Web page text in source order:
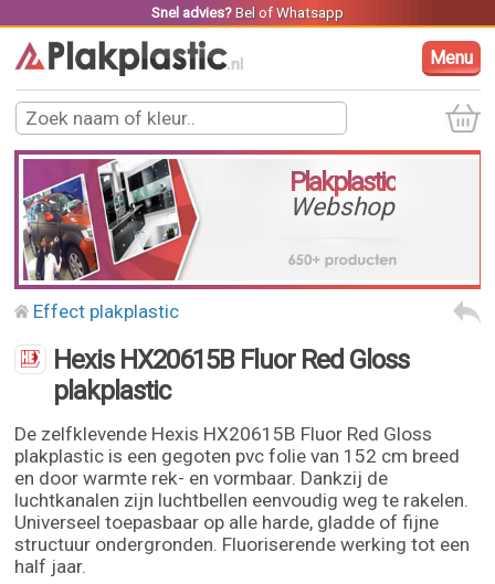
Snel advies? Belof Whatsapp
Menu
Plakplastic
Webshop
Effect plakplastic
Hexis HX20615B Fluor Red Gloss
plakplastic
De zelfklevende Hexis HX20615B Fluor Red Gloss
plakplastic is een gegoten pvc folie van 152 cm breed
en door warmte rek- en vormbaar. Dankzij de
luchtkanalen zijn luchtbellen eenvoudig weg te rakelen.
Universeel toepasbaar op alle harde, gladde of fijne
structuur ondergronden. Fluoriserende werking tot een
half jaar.